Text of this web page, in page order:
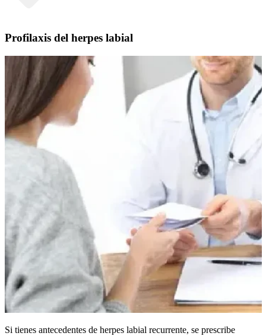
Profilaxis del herpes labial
Si tienes antecedentes de herpes labial recurrente, se prescribe